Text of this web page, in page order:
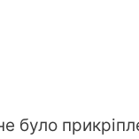
було